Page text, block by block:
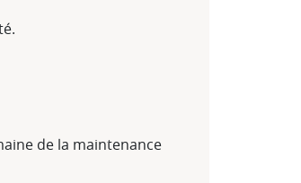
de la maintenance